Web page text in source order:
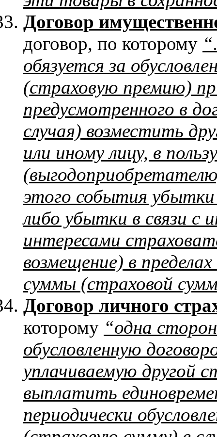
Договор
договор, по которому
обязуется за
(страховую премию)
предусмотренного в
случая) возместить
или иному лицу, в
этого события
либо убытки в связи
интересами
возмещение) в
суммы (страховой
Договор личного
которому “одна
обусловленную
уплачиваемую другой
выплатить
периодически